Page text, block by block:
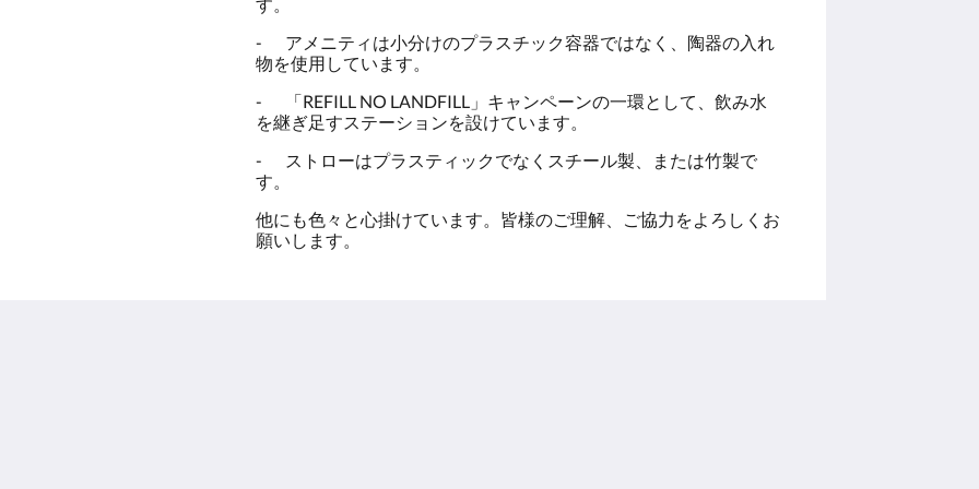
- アメニティは小分けのプラスチック容器ではなく、陶器の入れ
物を使用しています。
-
「REFILL NO LANDFILL」キャンペーンの一環として、飲み水
を継ぎ足すステーションを設けています。
-
ストローはプラスティックでなくスチール製、または竹製で
す。
他にも色々と心掛けています。皆様のご理解、ご協力をよろしくお
願いします。